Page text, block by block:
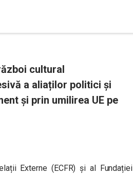
cultural
a aliaților politici și
și prin umilirea UE pe
Externe (ECFR) și al Fundației